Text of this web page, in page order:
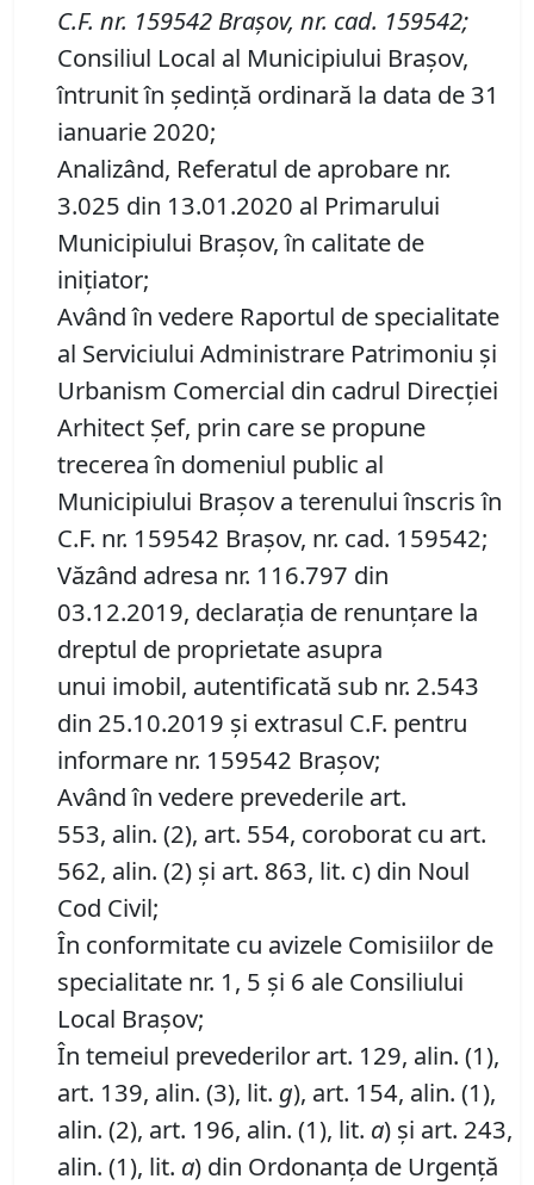
C.F. nr. 159542 Brașov, nr. cad. 159542;
Consiliul Local al Municipiului Brașov,
întrunit în ședință ordinară la data de 31
ianuarie 2020;
Analizând, Referatul de aprobare nr.
3.025 din 13.01.2020 al Primarului
Municipiului Brașov, în calitate de
inițiator;
Având în vedere Raportul de specialitate
al Serviciului Administrare Patrimoniu şi
Urbanism Comercial din cadrul Direcției
Arhitect Șef, prin care se propune
trecerea în domeniul public al
Municipiului Braşov a terenului înscris în
C.F. nr. 159542 Brașov, nr. cad. 159542;
Văzând adresa nr. 116.797 din
03.12.2019, declaraţia de renunţare la
dreptul de proprietate asupra
unui imobil, autentificată sub nr. 2.543
din 25.10.2019 și extrasul C.F. pentru
informare nr. 159542 Brașov;
Având în vedere prevederile art.
553, alin. (2), art. 554, coroborat cu art.
562, alin. (2) și art. 863, lit. c) din Noul
Cod Civil;
În conformitate cu avizele Comisiilor de
specialitate nr. 1, 5 și 6 ale Consiliului
Local Brașov;
În temeiul prevederilor art. 129, alin. (1),
art. 139, alin. (3), lit. g), art. 154, alin. (1),
alin. (2), art. 196, alin. (1), lit. a) și art. 243,
alin. (1), lit. a) din Ordonanța de Urgență